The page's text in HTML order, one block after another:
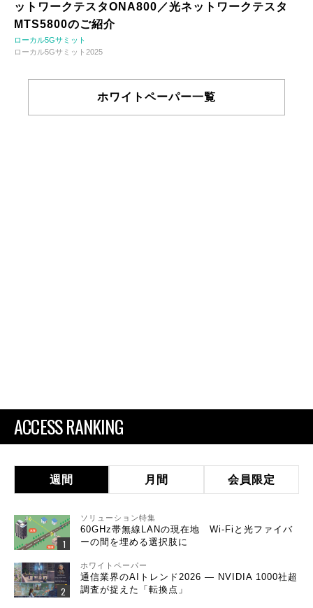
ットワークテスタONA800／光ネットワークテスタ
MTS5800のご紹介
ローカル5Gサミット
ローカル5Gサミット2025
ホワイトペーパー一覧
ACCESS RANKING
週間 月間 会員限定
ソリューション特集
60GHz帯無線LANの現在地 Wi-Fiと光ファイバ
ーの間を埋める選択肢に
ホワイトペーパー
通信業界のAIトレンド2026 ― NVIDIA 1000社超
調査が捉えた「転換点」